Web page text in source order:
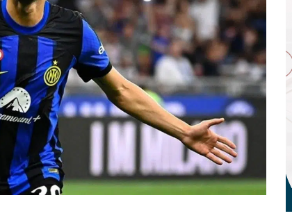
Burdur
Bursa
Çanakkale
Çankırı
Çorum
Denizli
Diyarbakır